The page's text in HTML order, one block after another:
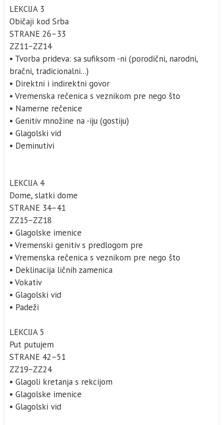
LEKCIJA 3
Običaji kod Srba
STRANE 26–33
ZZ11−ZZ14
• Tvorba prideva: sa sufiksom -ni (porodični, narodni,
bračni, tradicionalni...)
• Direktni i indirektni govor
• Vremenska rečenica s veznikom pre nego što
• Namerne rečenice
• Genitiv množine na -iju (gostiju)
• Glagolski vid
• Deminutivi
LEKCIJA 4
Dome, slatki dome
STRANE 34–41
ZZ15−ZZ18
• Glagolske imenice
• Vremenski genitiv s predlogom pre
• Vremenska rečenica s veznikom pre nego što
• Deklinacija ličnih zamenica
• Vokativ
• Glagolski vid
• Padeži
LEKCIJA 5
Put putujem
STRANE 42–51
ZZ19−ZZ24
• Glagoli kretanja s rekcijom
• Glagolske imenice
• Glagolski vid